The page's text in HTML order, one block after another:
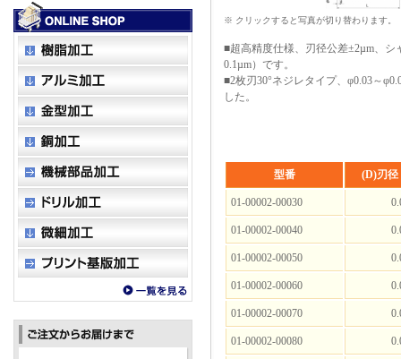
※ クリックすると写真が切り替わります。
■超高精度仕様、刃径公差±2µm、シ
0.1µm）です。
■2枚刃30°ネジレタイプ、φ0.03～
した。
型番 (D)刃径
01-00002-00030
01-00002-00040
01-00002-00050
01-00002-00060
01-00002-00070
01-00002-00080